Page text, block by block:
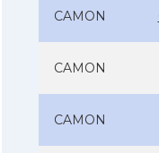
CAMON
CAMON
CAMON